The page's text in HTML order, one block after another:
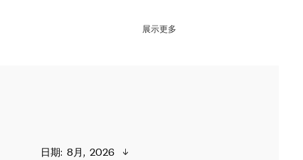
展示更多
日期: 8月,  2026